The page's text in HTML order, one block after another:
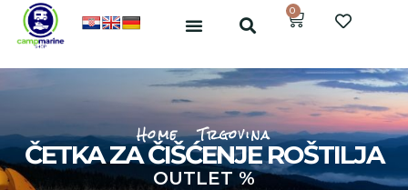
0
Home Trgovina
ČETKA ZA ČIŠĆENJE ROŠTILJA
OUTLET %